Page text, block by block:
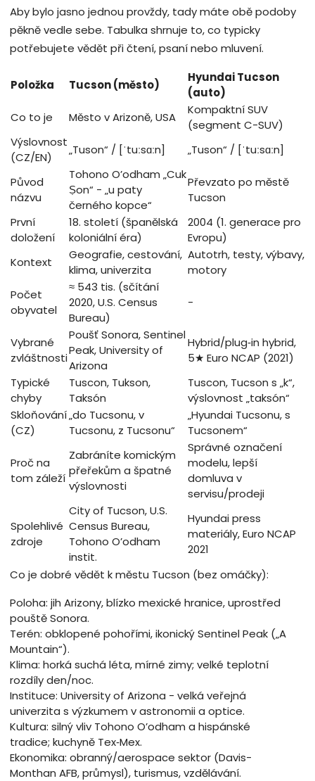
Aby bylo jasno jednou provždy, tady máte obě podoby
pěkně vedle sebe. Tabulka shrnuje to, co typicky
potřebujete vědět při čtení, psaní nebo mluvení.
Položka Tucson (město)
Hyundai Tucson
(auto)
Co to je
Město v Arizoně, USA
Kompaktní SUV
(segment C-SUV)
Výslovnost
(CZ/EN)
„Tuson“ / [ˈtuːsɑːn] „Tuson“ / [ˈtuːsɑːn]
Původ
názvu
Tohono O’odham „Cuk
Ṣon“ - „u paty
černého kopce“
Převzato po městě
Tucson
První
doložení
18. století (španělská
koloniální éra)
2004 (1. generace pro
Evropu)
Kontext
Geografie, cestování,
klima, univerzita
Autotrh, testy, výbavy,
motory
Počet
obyvatel
≈ 543 tis. (sčítání
2020, U.S. Census
Bureau)
-
Vybrané
zvláštnosti
Poušť Sonora, Sentinel
Peak, University of
Arizona
Hybrid/plug‑in hybrid,
5★ Euro NCAP (2021)
Typické
chyby
Tuscon, Tukson,
Taksón
Tuscon, Tucson s „k“,
výslovnost „taksón“
Skloňování
(CZ)
„do Tucsonu, v
Tucsonu, z Tucsonu“
„Hyundai Tucsonu, s
Tucsonem“
Proč na
tom záleží
Zabráníte komickým
přeřekům a špatné
výslovnosti
Správné označení
modelu, lepší
domluva v
servisu/prodeji
Spolehlivé
zdroje
City of Tucson, U.S.
Census Bureau,
Tohono O’odham
instit.
Hyundai press
materiály, Euro NCAP
2021
Co je dobré vědět k městu Tucson (bez omáčky):
Poloha: jih Arizony, blízko mexické hranice, uprostřed
pouště Sonora.
Terén: obklopené pohořími, ikonický Sentinel Peak („A
Mountain“).
Klima: horká suchá léta, mírné zimy; velké teplotní
rozdíly den/noc.
Instituce: University of Arizona - velká veřejná
univerzita s výzkumem v astronomii a optice.
Kultura: silný vliv Tohono O’odham a hispánské
tradice; kuchyně Tex‑Mex.
Ekonomika: obranný/aerospace sektor (Davis-
Monthan AFB, průmysl), turismus, vzdělávání.